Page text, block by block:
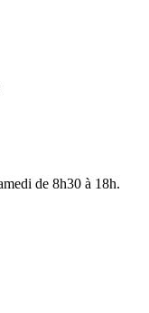
de 8h30 à 18h.